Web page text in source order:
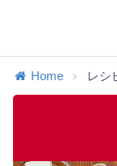
Home レシ